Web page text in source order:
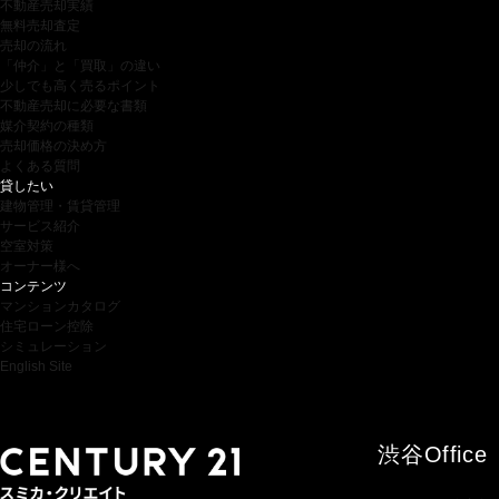
不動産売却実績
無料売却査定
売却の流れ
「仲介」と「買取」の違い
少しでも高く売るポイント
不動産売却に必要な書類
媒介契約の種類
売却価格の決め方
よくある質問
貸したい
建物管理・賃貸管理
サービス紹介
空室対策
オーナー様へ
コンテンツ
マンションカタログ
住宅ローン控除
シミュレーション
English Site
渋谷Office